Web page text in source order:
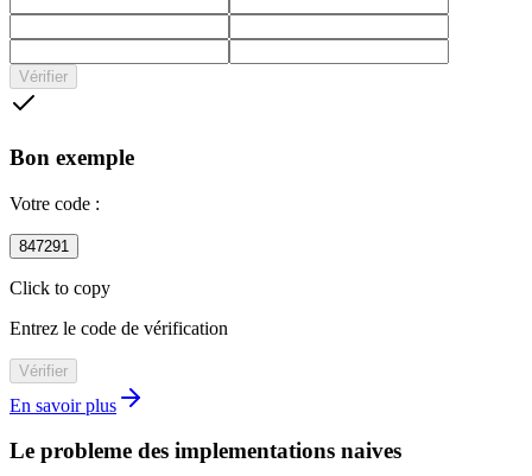
Vérifier
Bon exemple
Votre code :
847291
Click to copy
Entrez le code de vérification
Vérifier
En savoir plus
Le probleme des implementations naives